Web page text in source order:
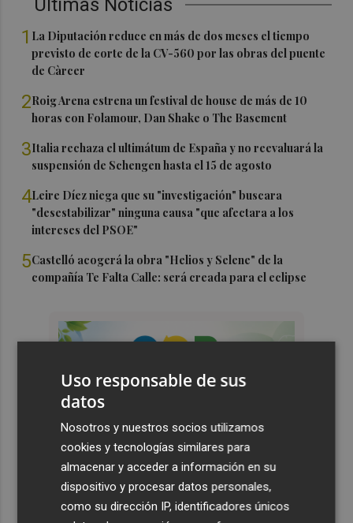
1 La Diputación reduce en más de dos meses el tiempo
previsto de corte de la CV-560 por las obras del puente
de Càrcer
2Roig Arena estrena un festival de house de más de 10
horas con Folamour, Dan Shake o The Basement
3Italia rechaza el ultimátum de España y no reevaluará la
suspensión de Schengen hasta el 15 de agosto
4Leire Díez niega que su "investigación" buscara
"desestabilizar" ninguna causa "que afectara a los
intereses del PSOE"
5Castelló acogerá la obra "Helios y Selene" de la
compañía Te Falta Calle: será creada para el eclipse
Uso responsable de sus
datos
Nosotros y nuestros socios utilizamos
cookies y tecnologías similares para
almacenar y acceder a información en su
dispositivo y procesar datos personales,
como su dirección IP, identificadores únicos